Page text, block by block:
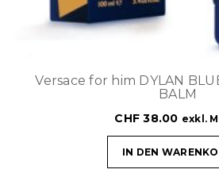
Versace for him DYLAN
BALM
CHF 38.00 exkl.
IN DEN